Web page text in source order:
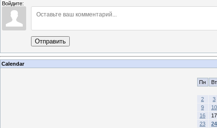
Войдите:
Отправить
Calendar
Пн Вт
2
3
9
10
16
17
23
24